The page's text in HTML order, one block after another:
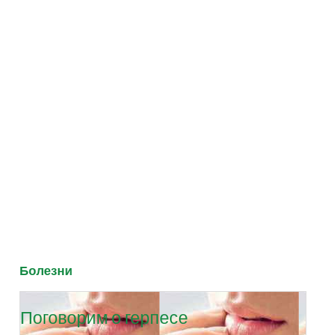
Болезни
Поговорим о герпесе